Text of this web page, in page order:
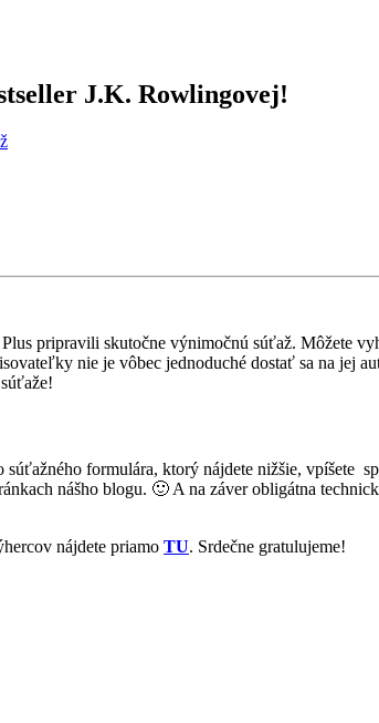
J.K. Rowlingovej!
pripravili skutočne výnimočnú súťaž. Môžete
nie je vôbec jednoduché dostať sa na jej
formulára, ktorý nájdete nižšie, vpíšete
nášho blogu. 🙂 A na záver obligátna
nájdete priamo TU. Srdečne gratulujeme!